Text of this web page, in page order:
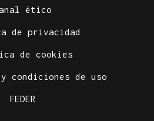
ético
de privacidad
de cookies
condiciones de uso
FEDER